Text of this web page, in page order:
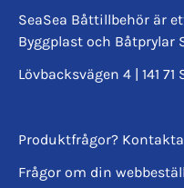
SeaSea Båttillbehör är
Byggplast och Båtprylar
Lövbacksvägen 4 | 141
Produktfrågor?
Frågor om din